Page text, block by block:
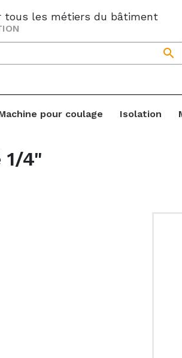
tous les métiers du bâtiment

pour coulage Isolation
4"